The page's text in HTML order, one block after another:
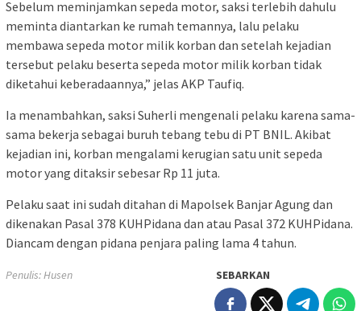
Sebelum meminjamkan sepeda motor, saksi terlebih dahulu
meminta diantarkan ke rumah temannya, lalu pelaku
membawa sepeda motor milik korban dan setelah kejadian
tersebut pelaku beserta sepeda motor milik korban tidak
diketahui keberadaannya,” jelas AKP Taufiq.
Ia menambahkan, saksi Suherli mengenali pelaku karena sama-
sama bekerja sebagai buruh tebang tebu di PT BNIL. Akibat
kejadian ini, korban mengalami kerugian satu unit sepeda
motor yang ditaksir sebesar Rp 11 juta.
Pelaku saat ini sudah ditahan di Mapolsek Banjar Agung dan
dikenakan Pasal 378 KUHPidana dan atau Pasal 372 KUHPidana.
Diancam dengan pidana penjara paling lama 4 tahun.
Penulis: Husen SEBARKAN